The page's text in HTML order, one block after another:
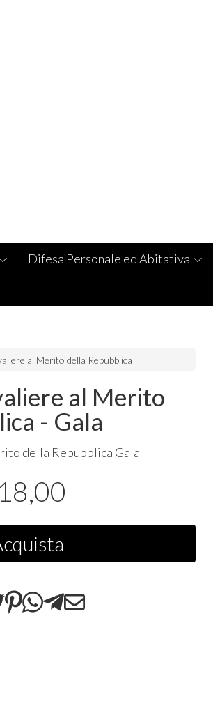
Difesa Personale ed Abitativa
al Merito della Repubblica
al Merito
- Gala
della Repubblica Gala
18,00